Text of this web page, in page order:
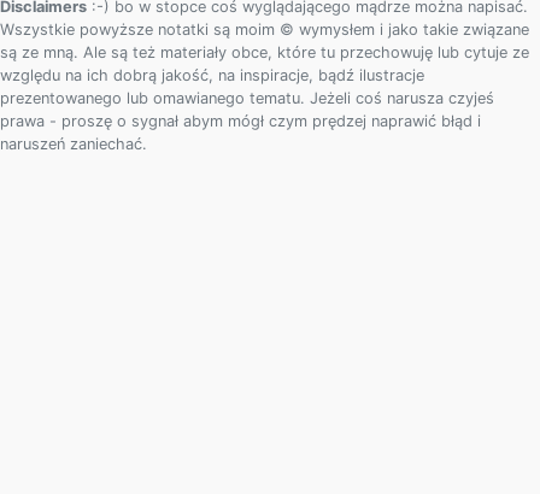
Disclaimers :-) bo w stopce coś wyglądającego mądrze można napisać.
Wszystkie powyższe notatki są moim © wymysłem i jako takie związane
są ze mną. Ale są też materiały obce, które tu przechowuję lub cytuje ze
względu na ich dobrą jakość, na inspiracje, bądź ilustracje
prezentowanego lub omawianego tematu. Jeżeli coś narusza czyjeś
prawa - proszę o sygnał abym mógł czym prędzej naprawić błąd i
naruszeń zaniechać.